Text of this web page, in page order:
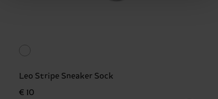
Leo Stripe Sneaker Sock
€ 10